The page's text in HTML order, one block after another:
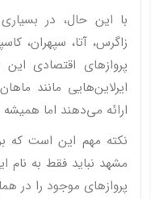
با این حال، در بسیاری
زاگرس، آتا، سپهران،
پروازهای اقتصادی
ایرلاین‌هایی مانند
ارائه می‌دهند اما همیشه
نکته مهم این است که
مشهد نباید فقط به نام
پروازهای موجود را در